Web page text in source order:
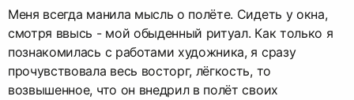
Меня всегда манила мысль о полёте. Сидеть у окна,
смотря ввысь - мой обыденный ритуал. Как только я
познакомилась с работами художника, я сразу
прочувствовала весь восторг, лёгкость, то
возвышенное, что он внедрил в полёт своих